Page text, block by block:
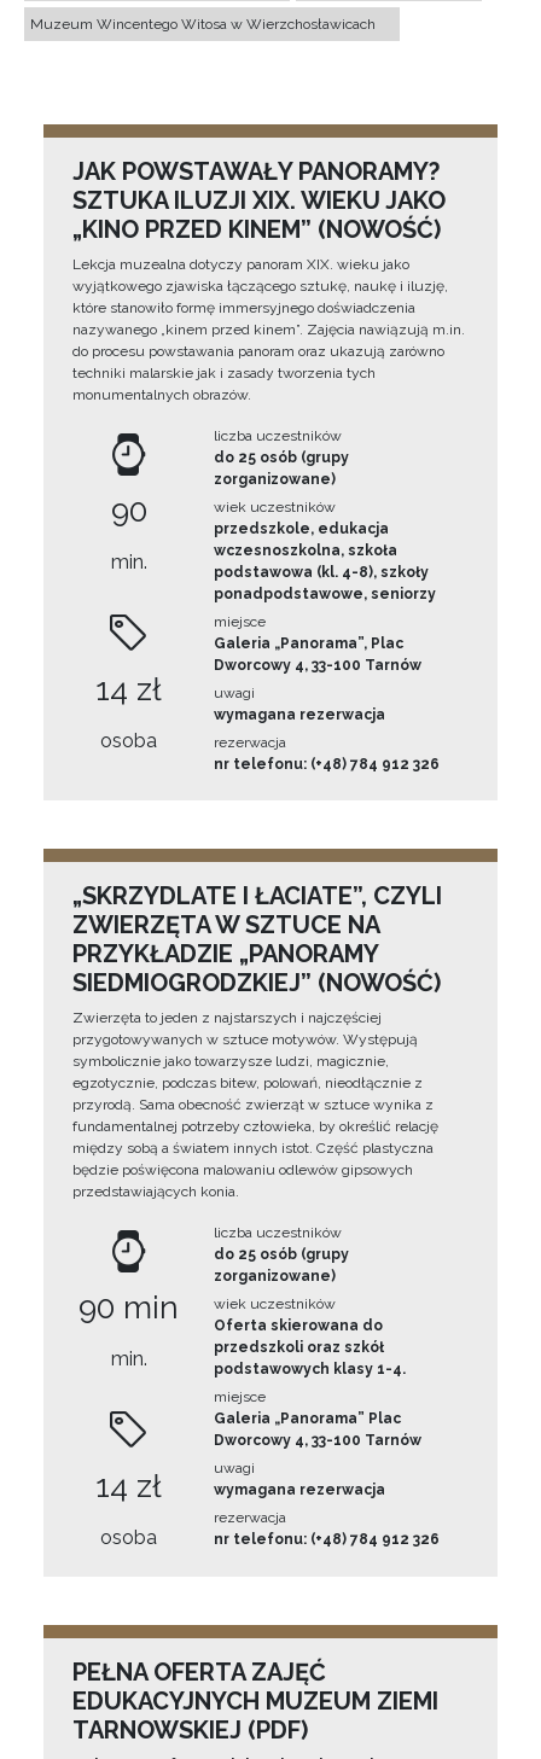
Muzeum Wincentego Witosa w Wierzchosławicach
JAK POWSTAWAŁY PANORAMY?
SZTUKA ILUZJI XIX. WIEKU JAKO
„KINO PRZED KINEM” (NOWOŚĆ)
Lekcja muzealna dotyczy panoram XIX. wieku jako
wyjątkowego zjawiska łączącego sztukę, naukę i iluzję,
które stanowiło formę immersyjnego doświadczenia
nazywanego „kinem przed kinem”. Zajęcia nawiązują m.in.
do procesu powstawania panoram oraz ukazują zarówno
techniki malarskie jak i zasady tworzenia tych
monumentalnych obrazów.
90
min.
14 zł
osoba
liczba uczestników
do 25 osób (grupy
zorganizowane)
wiek uczestników
przedszkole, edukacja
wczesnoszkolna, szkoła
podstawowa (kl. 4-8), szkoły
ponadpodstawowe, seniorzy
miejsce
Galeria „Panorama”, Plac
Dworcowy 4, 33-100 Tarnów
uwagi
wymagana rezerwacja
rezerwacja
nr telefonu: (+48) 784 912 326
„SKRZYDLATE I ŁACIATE”, CZYLI
ZWIERZĘTA W SZTUCE NA
PRZYKŁADZIE „PANORAMY
SIEDMIOGRODZKIEJ” (NOWOŚĆ)
Zwierzęta to jeden z najstarszych i najczęściej
przygotowywanych w sztuce motywów. Występują
symbolicznie jako towarzysze ludzi, magicznie,
egzotycznie, podczas bitew, polowań, nieodłącznie z
przyrodą. Sama obecność zwierząt w sztuce wynika z
fundamentalnej potrzeby człowieka, by określić relację
między sobą a światem innych istot. Część plastyczna
będzie poświęcona malowaniu odlewów gipsowych
przedstawiających konia.
90 min
min.
14 zł
osoba
liczba uczestników
do 25 osób (grupy
zorganizowane)
wiek uczestników
Oferta skierowana do
przedszkoli oraz szkół
podstawowych klasy 1-4.
miejsce
Galeria „Panorama” Plac
Dworcowy 4, 33-100 Tarnów
uwagi
wymagana rezerwacja
rezerwacja
nr telefonu: (+48) 784 912 326
PEŁNA OFERTA ZAJĘĆ
EDUKACYJNYCH MUZEUM ZIEMI
TARNOWSKIEJ (PDF)